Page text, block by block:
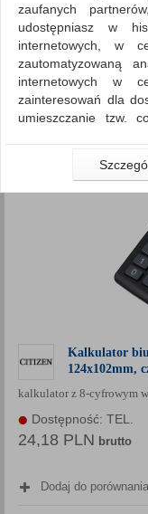
Sortuj po Standardowe
Pokaż
1 2
Kalkulator
124x102mm,
kalkulator z 8-cyfrowym
Dostępność: TEL.
24,18 PLN brutto
Dodaj do porównania
zaufanych
udostępniasz w
internetowych, w
zautomatyzowaną
internetowych w
zainteresowań dla
umieszczanie tzw.
Jeśli nie chcesz
„Szczegóły”, gdzie
zrobić . Te same
naszą polityką
W przypadku
prawidłową
prawidłowe
np. wysłanie
wyświetlenie
czy cenach
zgoda której
Każda Państwa
momencie wycofać.
Polityka
Klauzula